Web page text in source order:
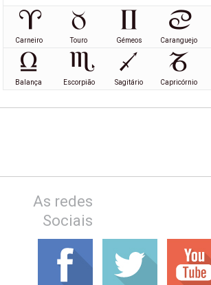
Carneiro Touro Gémeos Caranguejo
Balança Escorpião Sagitário Capricórnio
As redes
Sociais